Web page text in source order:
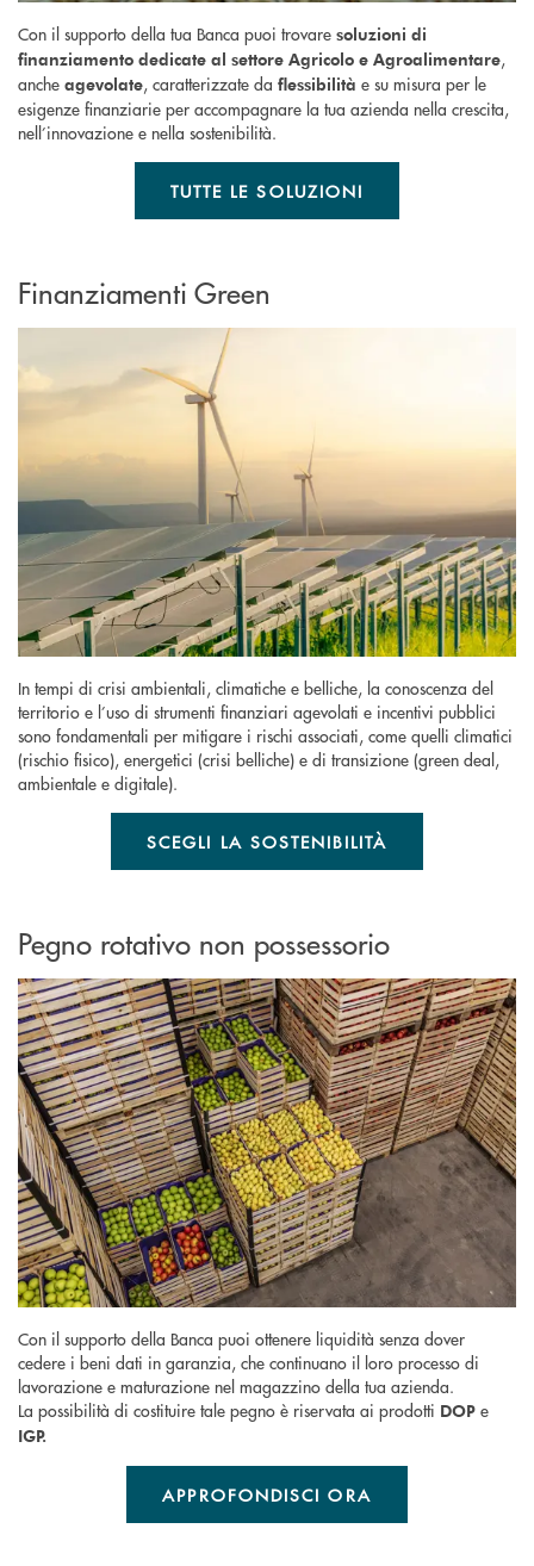
Con il supporto della tua Banca puoi trovare soluzioni di
finanziamento dedicate al settore Agricolo e Agroalimentare,
anche agevolate, caratterizzate da flessibilità e su misura per le
esigenze finanziarie per accompagnare la tua azienda nella crescita,
nell’innovazione e nella sostenibilità.
TUTTE LE SOLUZIONI
Finanziamenti Green
In tempi di crisi ambientali, climatiche e belliche, la conoscenza del
territorio e l’uso di strumenti finanziari agevolati e incentivi pubblici
sono fondamentali per mitigare i rischi associati, come quelli climatici
(rischio fisico), energetici (crisi belliche) e di transizione (green deal,
ambientale e digitale).
SCEGLI LA SOSTENIBILITÀ
Pegno rotativo non possessorio
Con il supporto della Banca puoi ottenere liquidità senza dover
cedere i beni dati in garanzia, che continuano il loro processo di
lavorazione e maturazione nel magazzino della tua azienda.
La possibilità di costituire tale pegno è riservata ai prodotti DOP e
IGP.
APPROFONDISCI ORA